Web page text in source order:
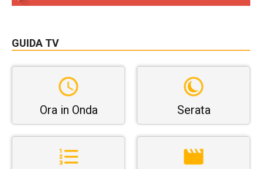
GUIDA TV
Ora in Onda Serata